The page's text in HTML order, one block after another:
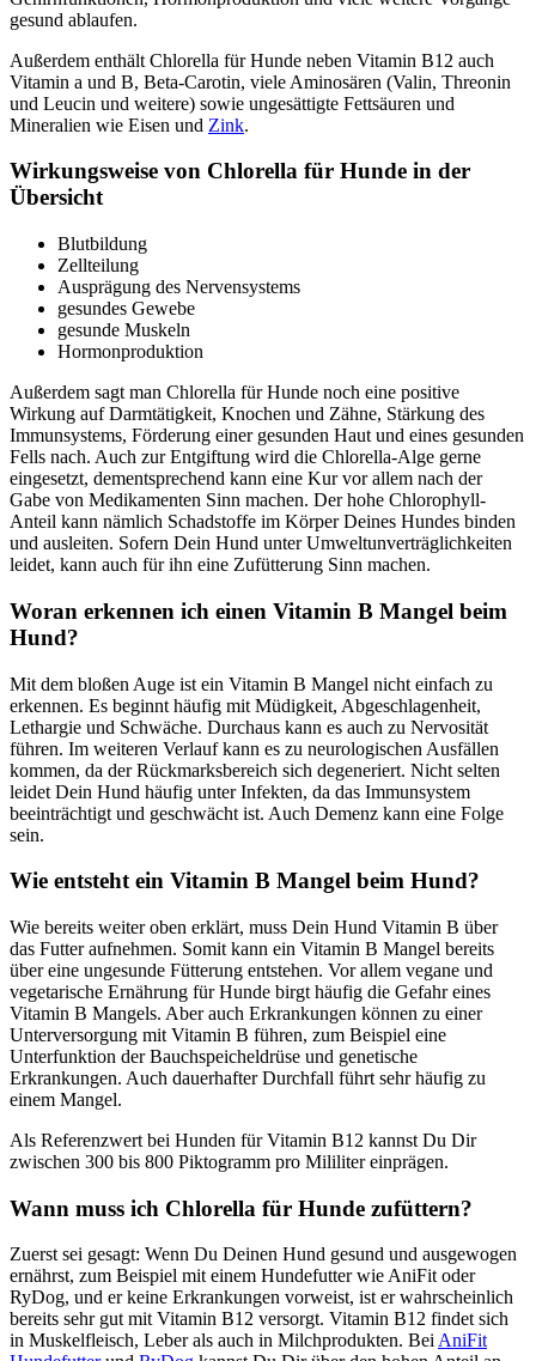
gesund ablaufen.
Außerdem enthält Chlorella für Hunde neben Vitamin B12 auch
Vitamin a und B, Beta-Carotin, viele Aminosären (Valin, Threonin
und Leucin und weitere) sowie ungesättigte Fettsäuren und
Mineralien wie Eisen und Zink.
Wirkungsweise von Chlorella für Hunde in der
Übersicht
Blutbildung
Zellteilung
Ausprägung des Nervensystems
gesundes Gewebe
gesunde Muskeln
Hormonproduktion
Außerdem sagt man Chlorella für Hunde noch eine positive
Wirkung auf Darmtätigkeit, Knochen und Zähne, Stärkung des
Immunsystems, Förderung einer gesunden Haut und eines gesunden
Fells nach. Auch zur Entgiftung wird die Chlorella-Alge gerne
eingesetzt, dementsprechend kann eine Kur vor allem nach der
Gabe von Medikamenten Sinn machen. Der hohe Chlorophyll-
Anteil kann nämlich Schadstoffe im Körper Deines Hundes binden
und ausleiten. Sofern Dein Hund unter Umweltunverträglichkeiten
leidet, kann auch für ihn eine Zufütterung Sinn machen.
Woran erkennen ich einen Vitamin B Mangel beim
Hund?
Mit dem bloßen Auge ist ein Vitamin B Mangel nicht einfach zu
erkennen. Es beginnt häufig mit Müdigkeit, Abgeschlagenheit,
Lethargie und Schwäche. Durchaus kann es auch zu Nervosität
führen. Im weiteren Verlauf kann es zu neurologischen Ausfällen
kommen, da der Rückmarksbereich sich degeneriert. Nicht selten
leidet Dein Hund häufig unter Infekten, da das Immunsystem
beeinträchtigt und geschwächt ist. Auch Demenz kann eine Folge
sein.
Wie entsteht ein Vitamin B Mangel beim Hund?
Wie bereits weiter oben erklärt, muss Dein Hund Vitamin B über
das Futter aufnehmen. Somit kann ein Vitamin B Mangel bereits
über eine ungesunde Fütterung entstehen. Vor allem vegane und
vegetarische Ernährung für Hunde birgt häufig die Gefahr eines
Vitamin B Mangels. Aber auch Erkrankungen können zu einer
Unterversorgung mit Vitamin B führen, zum Beispiel eine
Unterfunktion der Bauchspeicheldrüse und genetische
Erkrankungen. Auch dauerhafter Durchfall führt sehr häufig zu
einem Mangel.
Als Referenzwert bei Hunden für Vitamin B12 kannst Du Dir
zwischen 300 bis 800 Piktogramm pro Mililiter einprägen.
Wann muss ich Chlorella für Hunde zufüttern?
Zuerst sei gesagt: Wenn Du Deinen Hund gesund und ausgewogen
ernährst, zum Beispiel mit einem Hundefutter wie AniFit oder
RyDog, und er keine Erkrankungen vorweist, ist er wahrscheinlich
bereits sehr gut mit Vitamin B12 versorgt. Vitamin B12 findet sich
in Muskelfleisch, Leber als auch in Milchprodukten. BeiAniFit